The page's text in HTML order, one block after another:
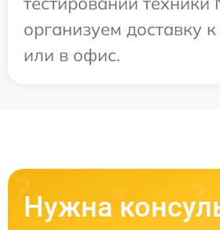
организуем доставку
или в офис.
Нужна